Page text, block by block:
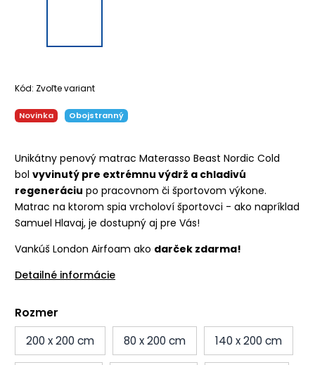
Kód: Zvoľte variant
Novinka Obojstranný
Unikátny penový matrac Materasso Beast Nordic Cold
bol vyvinutý pre extrémnu výdrž a chladivú
regeneráciu po pracovnom či športovom výkone.
Matrac na ktorom spia vrcholoví športovci - ako napríklad
Samuel Hlavaj, je dostupný aj pre Vás!
Vankúš London Airfoam ako darček zdarma!
Detailné informácie
Rozmer
200 x 200 cm
80 x 200 cm 140 x 200 cm